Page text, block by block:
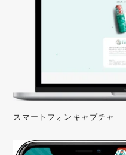
スマートフォンキャプチャ